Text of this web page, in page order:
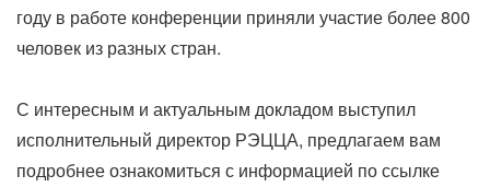
году в работе конференции приняли участие более 800
человек из разных стран.
С интересным и актуальным докладом выступил
исполнительный директор РЭЦЦА, предлагаем вам
подробнее ознакомиться с информацией по ссылке